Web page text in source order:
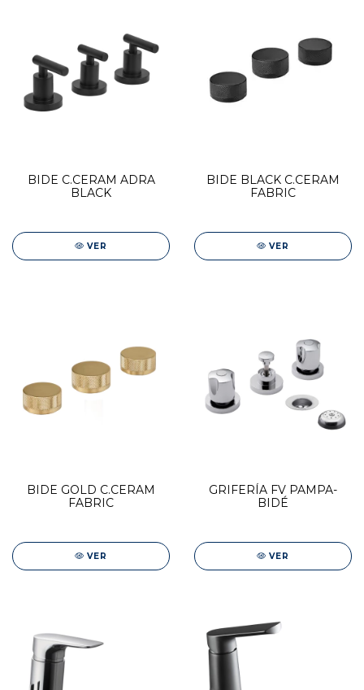
BIDE C.CERAM ADRA
BLACK
VER
BIDE BLACK C.CERAM
FABRIC
VER
BIDE GOLD C.CERAM
FABRIC
VER
GRIFERÍA FV PAMPA-
BIDÉ
VER